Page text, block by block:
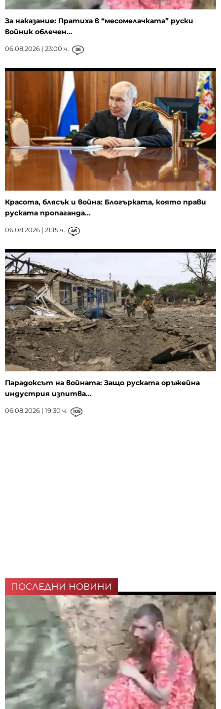
За наказание: Пратиха в “месомелачката” руски
войник облечен...
06.08.2026 | 23:00 ч. 36
Красота, блясък и война: Блогърката, която прави
руската пропаганда...
06.08.2026 | 21:15 ч. 46
Парадоксът на войната: Защо руската оръжейна
индустрия изпитва...
06.08.2026 | 19:30 ч. 105
ПОСЛЕДНИ НОВИНИ